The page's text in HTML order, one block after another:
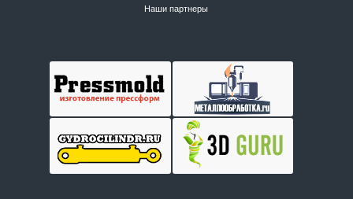
Наши партнеры